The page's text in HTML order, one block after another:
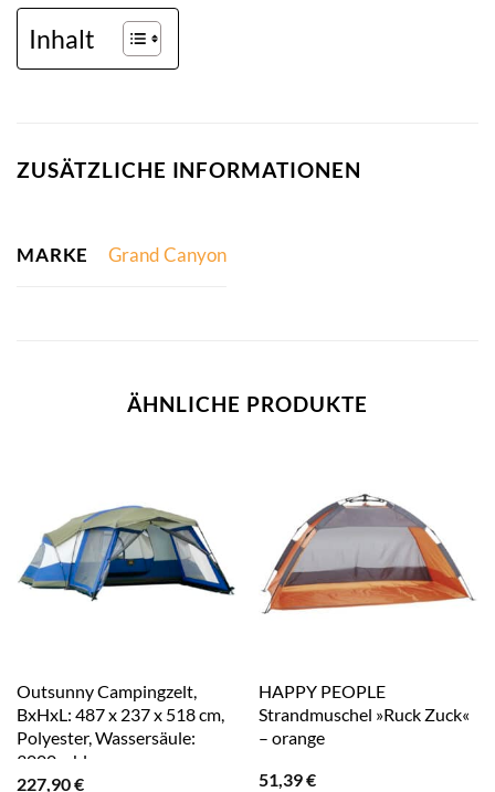
Inhalt
ZUSÄTZLICHE INFORMATIONEN
MARKE Grand Canyon
ÄHNLICHE PRODUKTE
Outsunny Campingzelt,
BxHxL: 487 x 237 x 518 cm,
Polyester, Wassersäule:
3000 – blau
227,90€
HAPPY PEOPLE
Strandmuschel »Ruck Zuck«
– orange
51,39€